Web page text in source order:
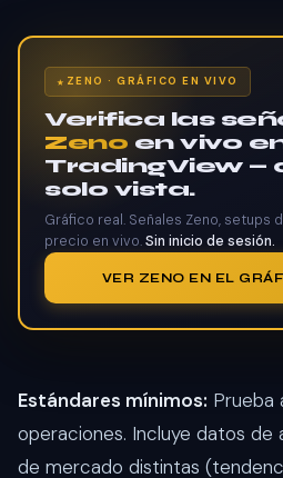
ZENO · GRÁFICO EN VIVO
Verifica las
Zeno en vivo
TradingView —
solo vista.
Gráfico real. Señales Zeno, setups
precio en vivo.Sin inicio de sesión.
VER ZENO EN EL
Estándares mínimos: Prueba
operaciones. Incluye datos de
de mercado distintas